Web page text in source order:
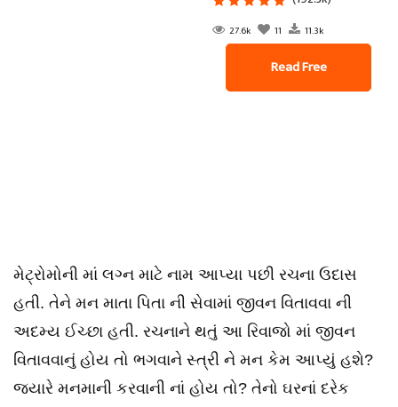
27.6k 11 11.3k
Read Free
મેટ્રોમોની માં લગ્ન માટે નામ આપ્યા પછી રચના ઉદાસ
હતી. તેને મન માતા પિતા ની સેવામાં જીવન વિતાવવા ની
અદમ્ય ઈચ્છા હતી. રચનાને થતું આ રિવાજો માં જીવન
વિતાવવાનું હોય તો ભગવાને સ્ત્રી ને મન કેમ આપ્યું હશે?
જયારે મનમાની કરવાની નાં હોય તો? તેનો ઘરનાં દરેક